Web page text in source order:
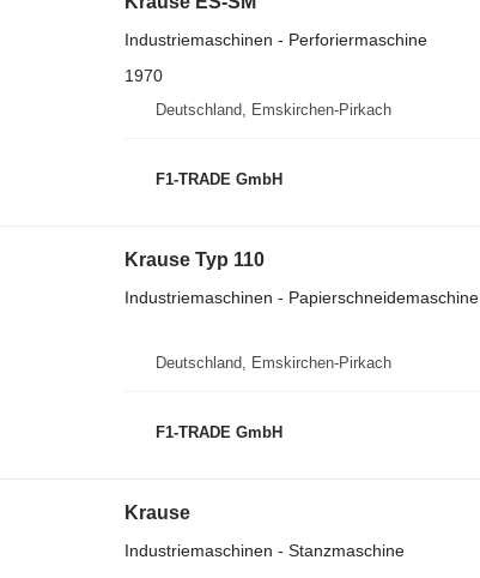
Industriemaschinen - Perforiermaschine
1970
Deutschland, Emskirchen-Pirkach
F1-TRADE GmbH
Krause Typ 110
Industriemaschinen - Papierschneidemaschine
Deutschland, Emskirchen-Pirkach
F1-TRADE GmbH
Krause
Industriemaschinen - Stanzmaschine